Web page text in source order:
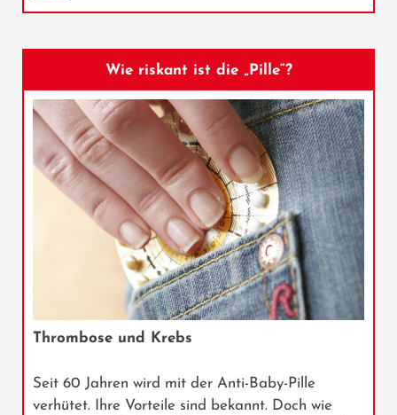
Wie riskant ist die „Pille“?
Thrombose und Krebs
Seit 60 Jahren wird mit der Anti-Baby-Pille
verhütet. Ihre Vorteile sind bekannt. Doch wie